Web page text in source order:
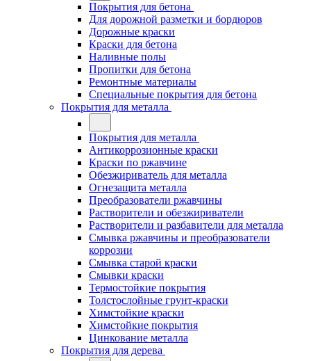
Покрытия для бетона
Для дорожной разметки и бордюров
Дорожные краски
Краски для бетона
Наливные полы
Пропитки для бетона
Ремонтные материалы
Специальные покрытия для бетона
Покрытия для металла
Покрытия для металла
Антикоррозионные краски
Краски по ржавчине
Обезжириватель для металла
Огнезащита металла
Преобразователи ржавчины
Растворители и обезжириватели
Растворители и разбавители для металла
Смывка ржавчины и преобразователи
коррозии
Смывка старой краски
Смывки краски
Термостойкие покрытия
Толстослойные грунт-краски
Химстойкие краски
Химстойкие покрытия
Цинкование металла
Покрытия для дерева